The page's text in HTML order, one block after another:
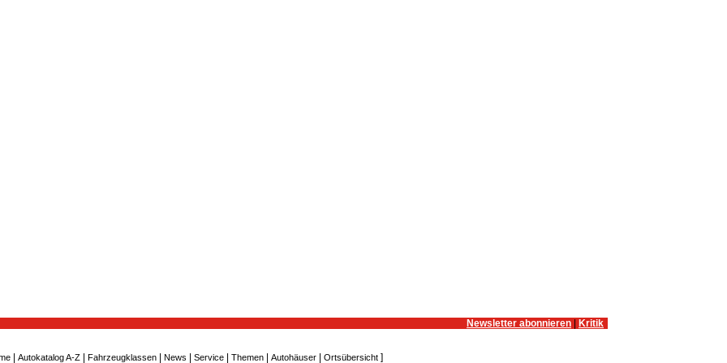
Newsletter abonnieren Kritik
| Autokatalog A-Z| Fahrzeugklassen| News Service| Themen| Autohäuser| Ortsübersicht]